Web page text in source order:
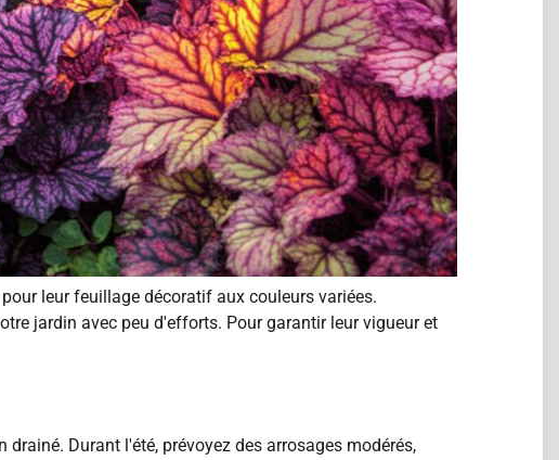
leur feuillage décoratif aux couleurs variées.
jardin avec peu d'efforts. Pour garantir leur vigueur et
Durant l'été, prévoyez des arrosages modérés,